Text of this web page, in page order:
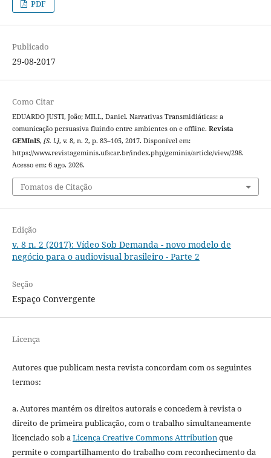
PDF
Publicado
29-08-2017
Como Citar
EDUARDO JUSTI, João; MILL, Daniel. Narrativas Transmidiáticas: a
comunicação persuasiva fluindo entre ambientes on e offline. Revista
GEMInIS, [S. l.], v. 8, n. 2, p. 83–105, 2017. Disponível em:
https://www.revistageminis.ufscar.br/index.php/geminis/article/view/298.
Acesso em: 6 ago. 2026.
Fomatos de Citação
Edição
v. 8 n. 2 (2017): Vídeo Sob Demanda - novo modelo de
negócio para o audiovisual brasileiro - Parte 2
Seção
Espaço Convergente
Licença
Autores que publicam nesta revista concordam com os seguintes
termos:
a. Autores mantém os direitos autorais e concedem à revista o
direito de primeira publicação, com o trabalho simultaneamente
licenciado sob aLicença Creative Commons Attributionque
permite o compartilhamento do trabalho com reconhecimento da